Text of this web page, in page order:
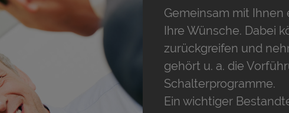
Gemeinsam mit
Ihre Wünsche. Dabei
zurückgreifen und
gehört u. a. die
Schalterprogramme.
Ein wichtiger